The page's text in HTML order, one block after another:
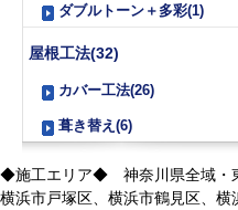
ダブルトーン＋多彩(1)
屋根工法(32)
カバー工法(26)
葺き替え(6)
◆施工エリア◆ 神奈川県全域・
横浜市戸塚区、横浜市鶴見区、